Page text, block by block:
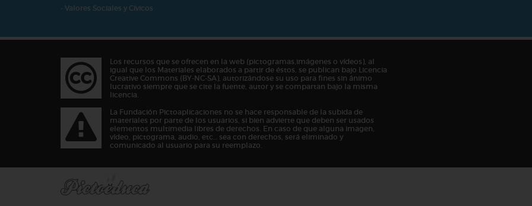
- Valores Sociales y Cívicos
Los recursos que se ofrecen en la web (pictogramas,imágenes o vídeos), al
igual que los Materiales elaborados a partir de éstos, se publican bajo Licencia
Creative Commons (BY-NC-SA), autorizándose su uso para fines sin ánimo
lucrativo siempre que se cite la fuente, autor y se compartan bajo la misma
licencia.
La Fundación Pictoaplicaciones no se hace responsable de la subida de
materiales por parte de los usuarios, si bien advierte que deben ser usados
elementos multimedia libres de derechos. En caso de que alguna imagen,
vídeo, pictograma, audio, etc… sea con derechos, será eliminado y
comunicado al usuario para su reemplazo.